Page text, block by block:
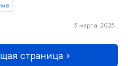
3 марта 2025
страница